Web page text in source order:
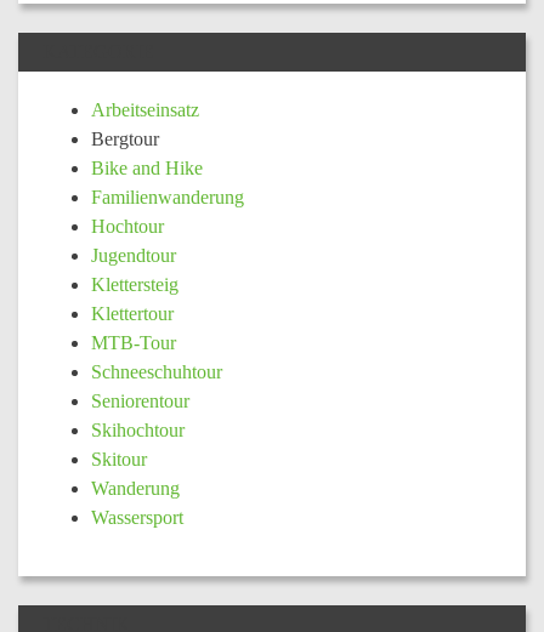
Arbeitseinsatz
Bergtour
Bike and Hike
Familienwanderung
Hochtour
Jugendtour
Klettersteig
Klettertour
MTB-Tour
Schneeschuhtour
Seniorentour
Skihochtour
Skitour
Wanderung
Wassersport